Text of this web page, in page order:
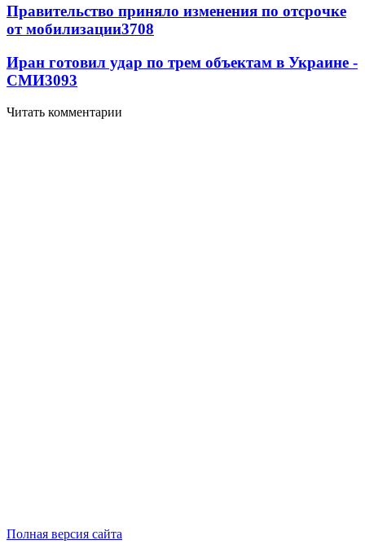
Правительство приняло изменения по отсрочке
от мобилизации3708
Иран готовил удар по трем объектам в Украине -
СМИ3093
Читать комментарии
Полная версия сайта